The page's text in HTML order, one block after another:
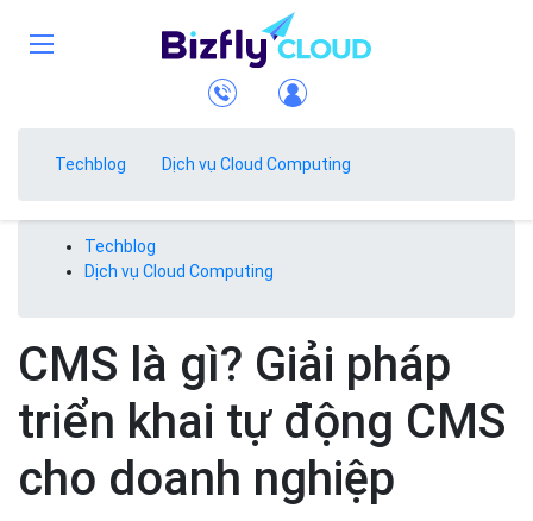
Techblog Dịch vụ Cloud Computing
Techblog
Dịch vụ Cloud Computing
CMS là gì? Giải pháp
triển khai tự động CMS
cho doanh nghiệp